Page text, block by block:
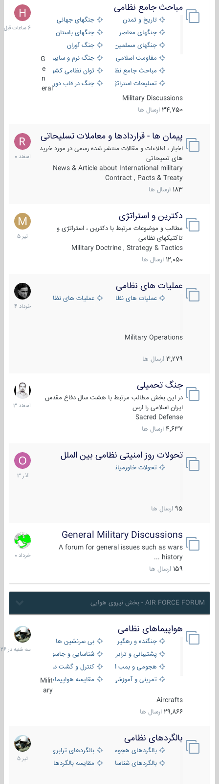
مباحث جامع نظامی
تاریخ و تمدن
جنگهای جهانی
جنگهای معاصر
جنگهای باستان
جنگهای مسلمین
جنگ آوران
مقاومت اسلامی
جنگ نرم و سایبری
مباحث جامع نظامی
توان نظامی کشورها
تسلیحات استراتژیک
جنگ در قاب دوربین
eral
Military Discussions
34,750 ارسال ها
6
ساعات
قبل
پیمان ها - قراردادها و معاملات تسلیحاتی
اخبار ، اطلاعات و مقالات منتشر شده رسمی در مورد خرید
های تسیحاتی
News & Article about International military
Contract , Pacts & Treaty
183 ارسال ها
7
اسفند
1400
دکترین و استراتژی
مطالب و موضوعات مرتبط با دکترین ، استراتژی و
تاکتیکهای نظامی
Military Doctrine , Strategy & Tactics
12,050 ارسال ها
27
تیر
1405
عملیات های نظامی
عملیات های نظامی ایرانعملیات های نظامی خارجی
Military Operations
3,279 ارسال ها
5
خرداد
1404
جنگ تحمیلی
در این بخش مطالب مرتبط با هشت سال دفاع مقدس
ایران اسلامی را ارس
Sacred Defense
4,637 ارسال ها
20
اسفند
1403
تحولات روز امنیتی نظامی بین الملل
تحولات خاورمیانه
95 ارسال ها
21
آذر
1403
General Military Discussions
A forum for general issues such as wars
history ...
159 ارسال ها
10
خرداد
1400
AIR FORCE FORUM - بخش نیروی هوایی
هواپیماهای نظامی
جنگنده و رهگیر
بی سرنشین ها
پشتیبانی و ترابری
شناسایی و جاسوسی
هجومی و بمب افکن
کنترل و گشت دریایی
تمرینی و آموزشی
مقایسه هواپیماهاMilit
ary
Aircrafts
29,866 ارسال ها
سه
شنبه
در
بالگردهای نظامی
بالگردهای هجومی
بالگردهای ترابری
بالگردهای شناسایی
مقایسه بالگردها
22
تیر
1405